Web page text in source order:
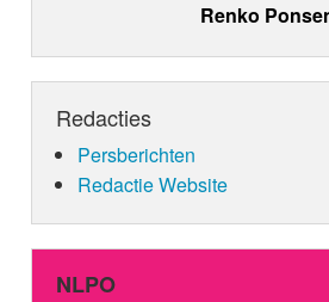
Renko
Redacties
Persberichten
Redactie Website
NLPO